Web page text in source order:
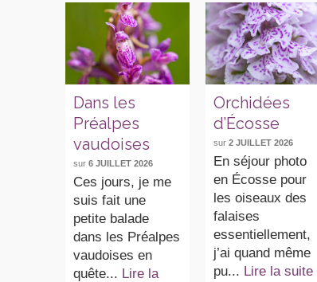
Dans les
Préalpes
vaudoises
sur6 JUILLET 2026
Ces jours, je me
suis fait une
petite balade
dans les Préalpes
vaudoises en
quête... Lire la
Orchidées
d’Écosse
sur 2 JUILLET 2026
En séjour photo
en Écosse pour
les oiseaux des
falaises
essentiellement,
j’ai quand même
pu... Lire la suite